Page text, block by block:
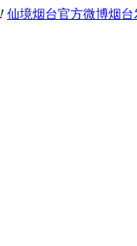
仙境烟台官方微博烟台